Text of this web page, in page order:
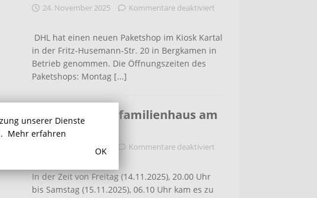
24. November 2025 Kommentare deaktiviert
DHL hat einen neuen Paketshop im Kiosk Kartal
in der Fritz-Husemann-Str. 20 in Bergkamen in
Betrieb genommen. Die Öffnungszeiten des
Paketshops: Montag [...]
Einbruch in Einfamilienhaus am
Haldenweg
16. November 2025 Kommentare deaktiviert
In der Zeit von Freitag (14.11.2025), 20.00 Uhr
bis Samstag (15.11.2025), 06.10 Uhr kam es zu
unserer Dienste
Mehr erfahren
OK